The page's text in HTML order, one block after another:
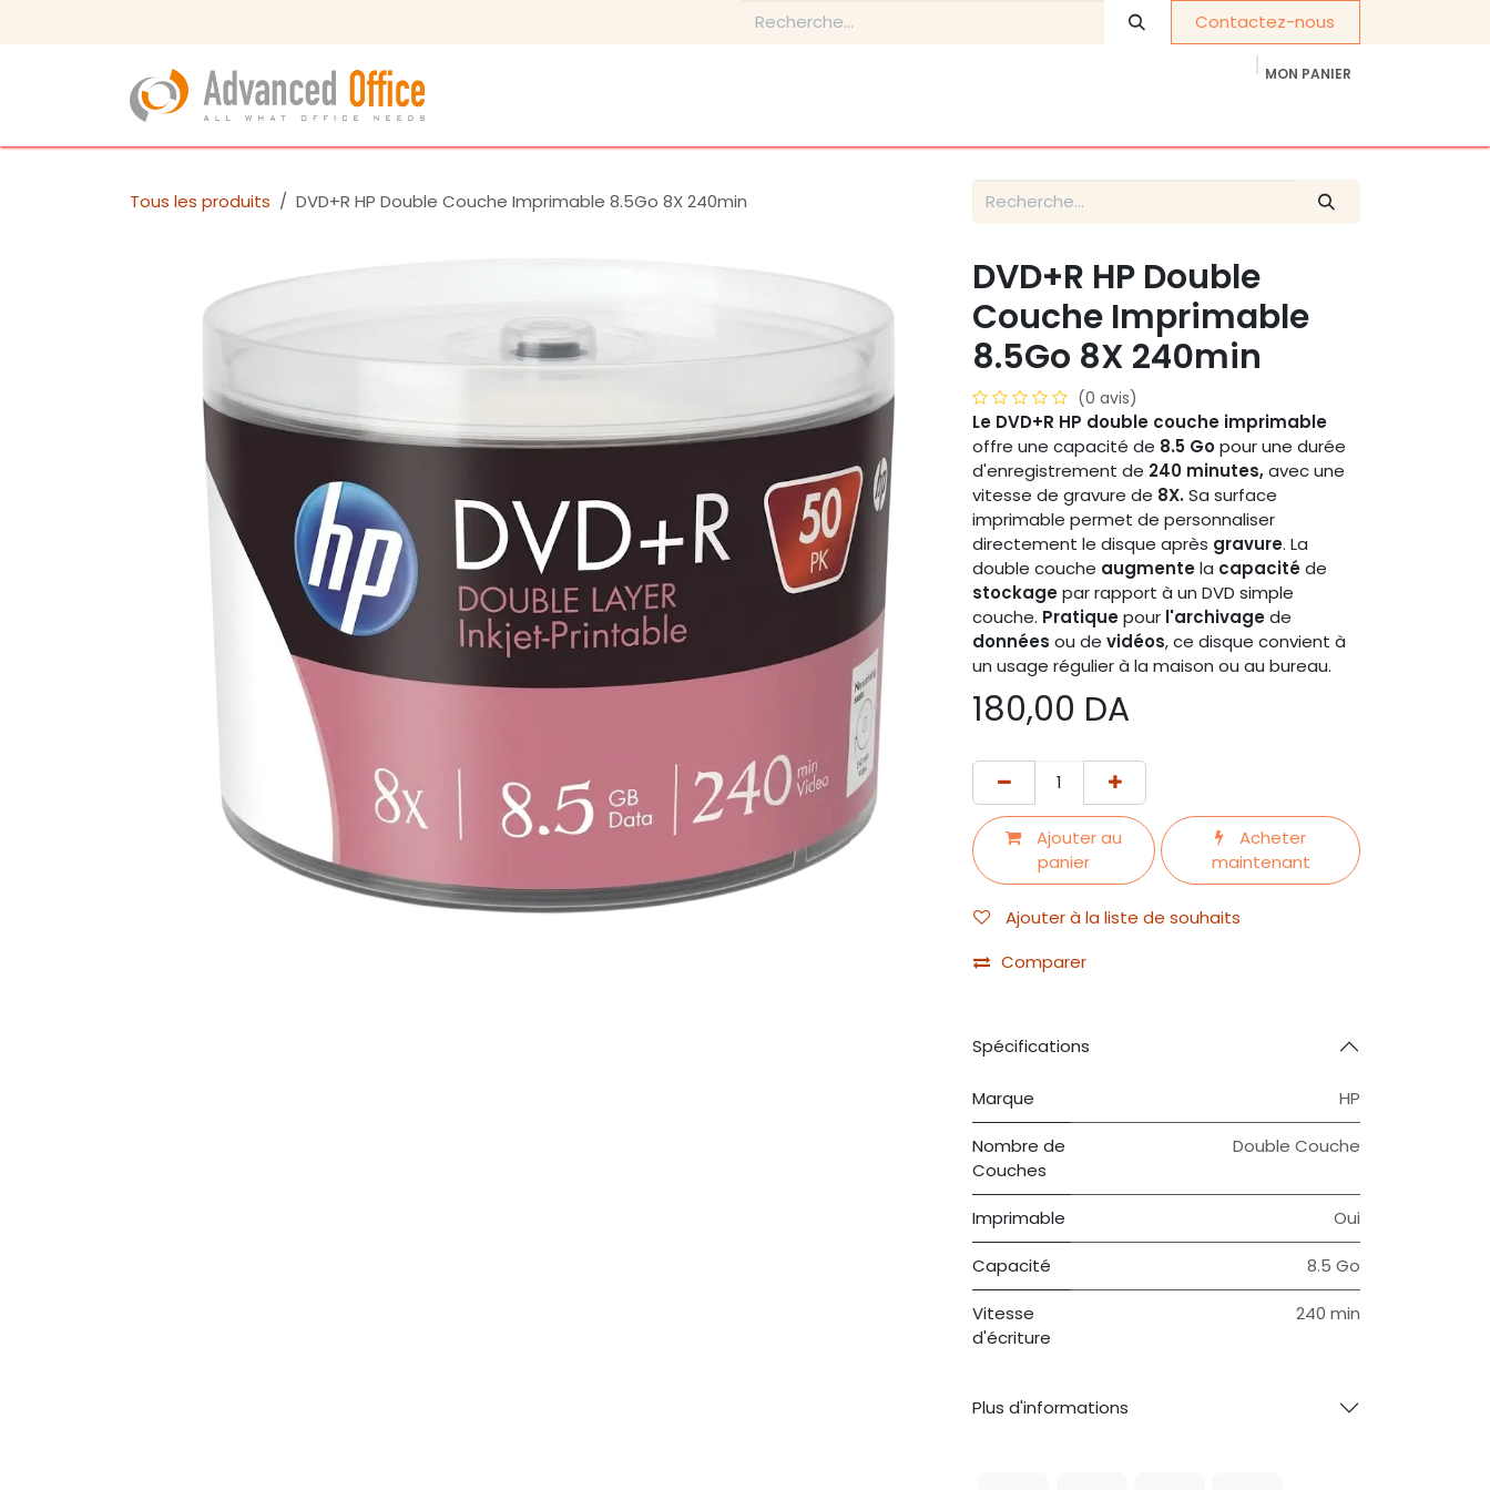
Contactez-nous
MON PANIER
Tous les produits DVD+R HP Double Couche Imprimable 8.5Go 8X 240min
DVD+R HP Double
Couche Imprimable
8.5Go 8X 240min
(0 avis)
Le DVD+R HP double couche imprimable
offre une capacité de 8.5 Gopour une durée
d'enregistrement de 240 minutes,avec une
vitesse de gravure de 8X.Sa surface
imprimable permet de personnaliser
directement le disque après gravure. La
double couche augmentela capacitéde
stockagepar rapport à un DVD simple
couche. Pratiquepour l'archivagede
données ou de vidéos, ce disque convient à
un usage régulier à la maison ou au bureau.
180,00 DA
Ajouter au
panier
Acheter
maintenant
Ajouter à la liste de souhaits
Comparer
Spécifications
Marque HP
Nombre de
Couches
Double Couche
Imprimable Oui
Capacité 8.5 Go
Vitesse
d'écriture
240 min
Plus d'informations